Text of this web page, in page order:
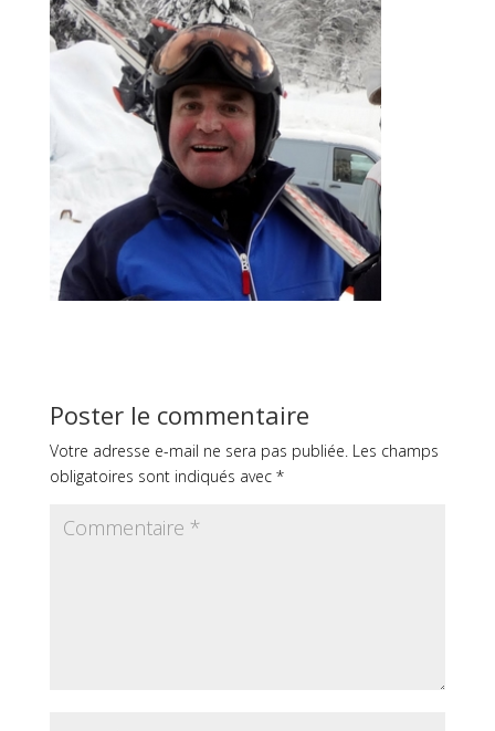
Poster le commentaire
Votre adresse e-mail ne sera pas publiée. Les champs
obligatoires sont indiqués avec *